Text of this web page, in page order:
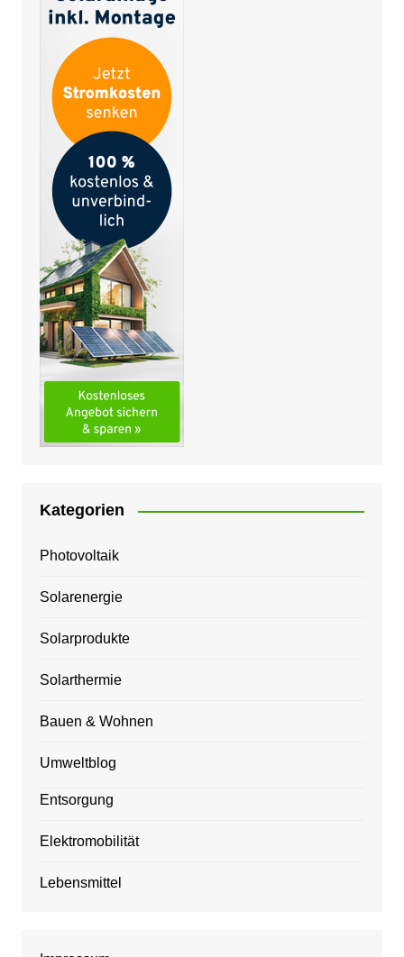
Kategorien
Photovoltaik
Solarenergie
Solarprodukte
Solarthermie
Bauen & Wohnen
Umweltblog
Entsorgung
Elektromobilität
Lebensmittel